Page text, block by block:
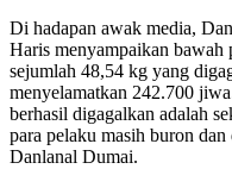
Di hadapan awak media,
Haris menyampaikan bawah
sejumlah 48,54 kg yang
menyelamatkan 242.700
berhasil digagalkan adalah
para pelaku masih buron
Danlanal Dumai.